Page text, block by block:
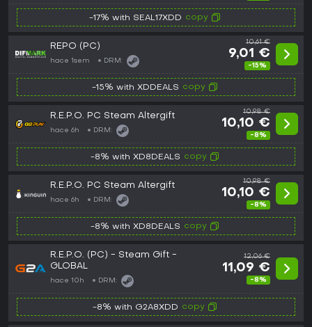
-17% with SEAL17XDD copy
REPO (PC)
hace 1sem DRM:
10,61 €
9,01 €
-15%
-15% with XDDEALS copy
R.E.P.O. PC Steam Altergift
hace 6h DRM:
10,98 €
10,10 €
-8%
-8% with XD8DEALS copy
R.E.P.O. PC Steam Altergift
hace 6h DRM:
10,98 €
10,10 €
-8%
-8% with XD8DEALS copy
R.E.P.O. (PC) - Steam Gift -
GLOBAL
hace 10h DRM:
12,06 €
11,09 €
-8%
-8% with G2A8XDD copy